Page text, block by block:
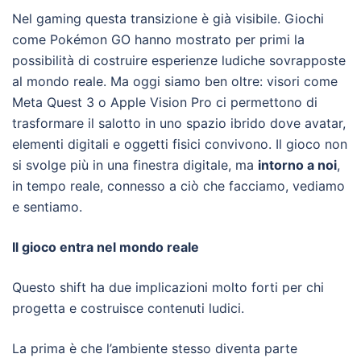
Nel gaming questa transizione è già visibile. Giochi
come Pokémon GO hanno mostrato per primi la
possibilità di costruire esperienze ludiche sovrapposte
al mondo reale. Ma oggi siamo ben oltre: visori come
Meta Quest 3 o Apple Vision Pro ci permettono di
trasformare il salotto in uno spazio ibrido dove avatar,
elementi digitali e oggetti fisici convivono. Il gioco non
si svolge più in una finestra digitale, ma intorno a noi,
in tempo reale, connesso a ciò che facciamo, vediamo
e sentiamo.
Il gioco entra nel mondo reale
Questo shift ha due implicazioni molto forti per chi
progetta e costruisce contenuti ludici.
La prima è che l’ambiente stesso diventa parte